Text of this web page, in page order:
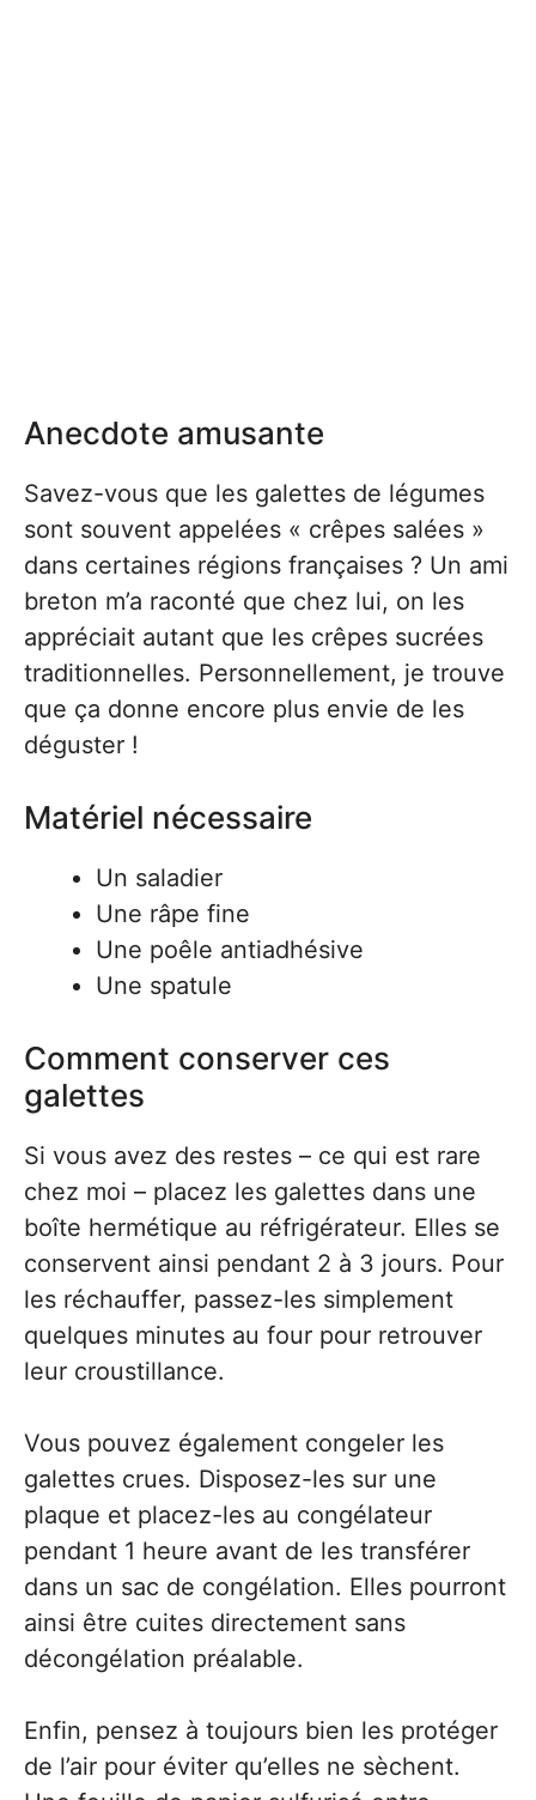
Anecdote amusante
Savez-vous que les galettes de légumes
sont souvent appelées « crêpes salées »
dans certaines régions françaises ? Un ami
breton m’a raconté que chez lui, on les
appréciait autant que les crêpes sucrées
traditionnelles. Personnellement, je trouve
que ça donne encore plus envie de les
déguster !
Matériel nécessaire
Un saladier
Une râpe fine
Une poêle antiadhésive
Une spatule
Comment conserver ces
galettes
Si vous avez des restes – ce qui est rare
chez moi – placez les galettes dans une
boîte hermétique au réfrigérateur. Elles se
conservent ainsi pendant 2 à 3 jours. Pour
les réchauffer, passez-les simplement
quelques minutes au four pour retrouver
leur croustillance.
Vous pouvez également congeler les
galettes crues. Disposez-les sur une
plaque et placez-les au congélateur
pendant 1 heure avant de les transférer
dans un sac de congélation. Elles pourront
ainsi être cuites directement sans
décongélation préalable.
Enfin, pensez à toujours bien les protéger
de l’air pour éviter qu’elles ne sèchent.